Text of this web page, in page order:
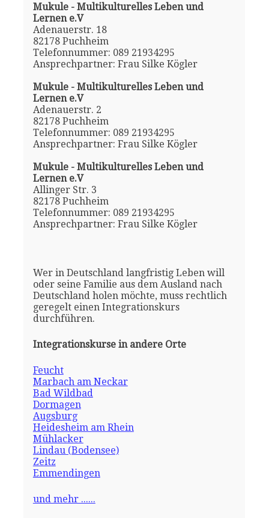
Mukule - Multikulturelles Leben und
Lernen e.V
Adenauerstr. 18
82178 Puchheim
Telefonnummer: 089 21934295
Ansprechpartner: Frau Silke Kögler
Mukule - Multikulturelles Leben und
Lernen e.V
Adenauerstr. 2
82178 Puchheim
Telefonnummer: 089 21934295
Ansprechpartner: Frau Silke Kögler
Mukule - Multikulturelles Leben und
Lernen e.V
Allinger Str. 3
82178 Puchheim
Telefonnummer: 089 21934295
Ansprechpartner: Frau Silke Kögler
Wer in Deutschland langfristig Leben will
oder seine Familie aus dem Ausland nach
Deutschland holen möchte, muss rechtlich
geregelt einen Integrationskurs
durchführen.
Integrationskurse in andere Orte
Feucht
Marbach am Neckar
Bad Wildbad
Dormagen
Augsburg
Heidesheim am Rhein
Mühlacker
Lindau (Bodensee)
Zeitz
Emmendingen
und mehr ......